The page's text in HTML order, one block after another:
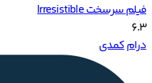
فیلم سرسخت Irresistible
6.3
درامکمدی